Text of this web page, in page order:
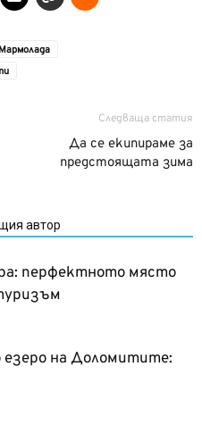
Мармолада
Следваща статия
Да се екипираме за
предстоящата зима
автор
перфектното място
на Доломитите: